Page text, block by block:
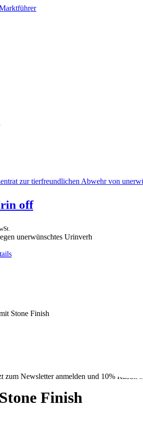
off
unerwünschtes Urinverh
zum Newsletter anmelden und 10% Rabatt
Finish